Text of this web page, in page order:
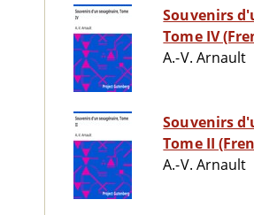
Souvenirs
Tome IV
A.-V. Arnault
Souvenirs
Tome II
A.-V. Arnault